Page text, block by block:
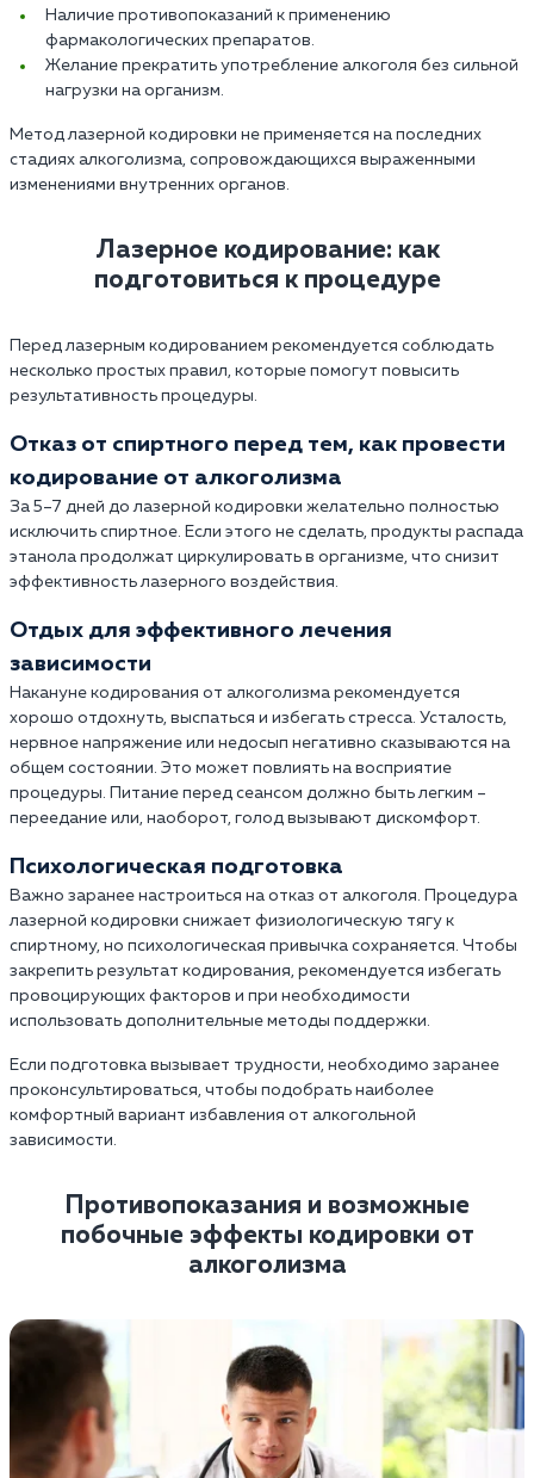
Наличие противопоказаний к применению
фармакологических препаратов.
Желание прекратить употребление алкоголя без сильной
нагрузки на организм.
Метод лазерной кодировки не применяется на последних
стадиях алкоголизма, сопровождающихся выраженными
изменениями внутренних органов.
Лазерное кодирование: как
подготовиться к процедуре
Перед лазерным кодированием рекомендуется соблюдать
несколько простых правил, которые помогут повысить
результативность процедуры.
Отказ от спиртного перед тем, как провести
кодирование от алкоголизма
За 5–7 дней до лазерной кодировки желательно полностью
исключить спиртное. Если этого не сделать, продукты распада
этанола продолжат циркулировать в организме, что снизит
эффективность лазерного воздействия.
Отдых для эффективного лечения
зависимости
Накануне кодирования от алкоголизма рекомендуется
хорошо отдохнуть, выспаться и избегать стресса. Усталость,
нервное напряжение или недосып негативно сказываются на
общем состоянии. Это может повлиять на восприятие
процедуры. Питание перед сеансом должно быть легким –
переедание или, наоборот, голод вызывают дискомфорт.
Психологическая подготовка
Важно заранее настроиться на отказ от алкоголя. Процедура
лазерной кодировки снижает физиологическую тягу к
спиртному, но психологическая привычка сохраняется. Чтобы
закрепить результат кодирования, рекомендуется избегать
провоцирующих факторов и при необходимости
использовать дополнительные методы поддержки.
Если подготовка вызывает трудности, необходимо заранее
проконсультироваться, чтобы подобрать наиболее
комфортный вариант избавления от алкогольной
зависимости.
Противопоказания и возможные
побочные эффекты кодировки от
алкоголизма